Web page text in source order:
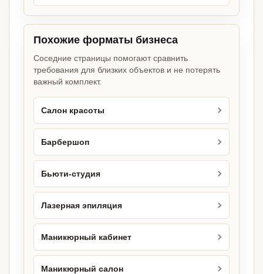
Похожие форматы бизнеса
Соседние страницы помогают сравнить
требования для близких объектов и не потерять
важный комплект.
Салон красоты
Барбершоп
Бьюти-студия
Лазерная эпиляция
Маникюрный кабинет
Маникюрный салон